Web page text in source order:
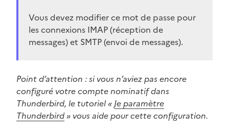
Vous devez modifier ce mot de passe pour
les connexions IMAP (réception de
messages) et SMTP (envoi de messages).
Point d’attention : si vous n’aviez pas encore
configuré votre compte nominatif dans
Thunderbird, le tutoriel « Je paramètre
Thunderbird» vous aide pour cette configuration.